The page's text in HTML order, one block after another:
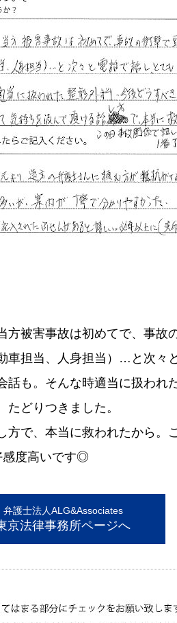
方被害事故は初めてで、事故
車担当、人身担当）…と次々
話も。そんな時適当に扱われ
どりつきました。
方で、本当に救われたから。
感度高いです◎
弁護士法人ALG&Associates
京法律事務所ページへ